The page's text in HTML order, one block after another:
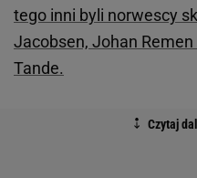
tego inni byli norwescy
Jacobsen, Johan
Tande.